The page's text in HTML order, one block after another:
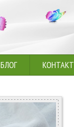
БЛОГ